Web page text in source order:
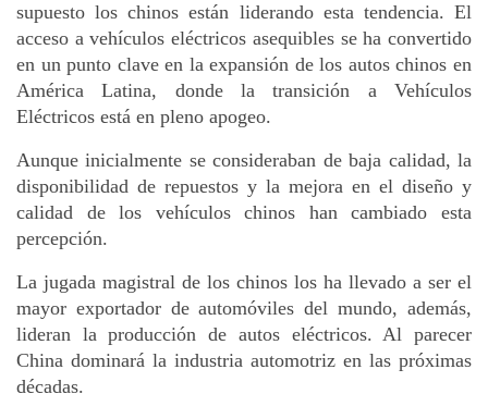
supuesto los chinos están liderando esta tendencia. El
acceso a vehículos eléctricos asequibles se ha convertido
en un punto clave en la expansión de los autos chinos en
América Latina, donde la transición a Vehículos
Eléctricos está en pleno apogeo.
Aunque inicialmente se consideraban de baja calidad, la
disponibilidad de repuestos y la mejora en el diseño y
calidad de los vehículos chinos han cambiado esta
percepción.
La jugada magistral de los chinos los ha llevado a ser el
mayor exportador de automóviles del mundo, además,
lideran la producción de autos eléctricos. Al parecer
China dominará la industria automotriz en las próximas
décadas.